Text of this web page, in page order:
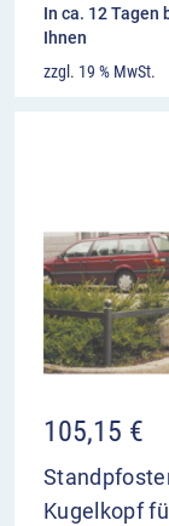
In ca. 12 Tagen
Ihnen
zzgl. 19 % MwSt.
105,15 €
Kugelkopf